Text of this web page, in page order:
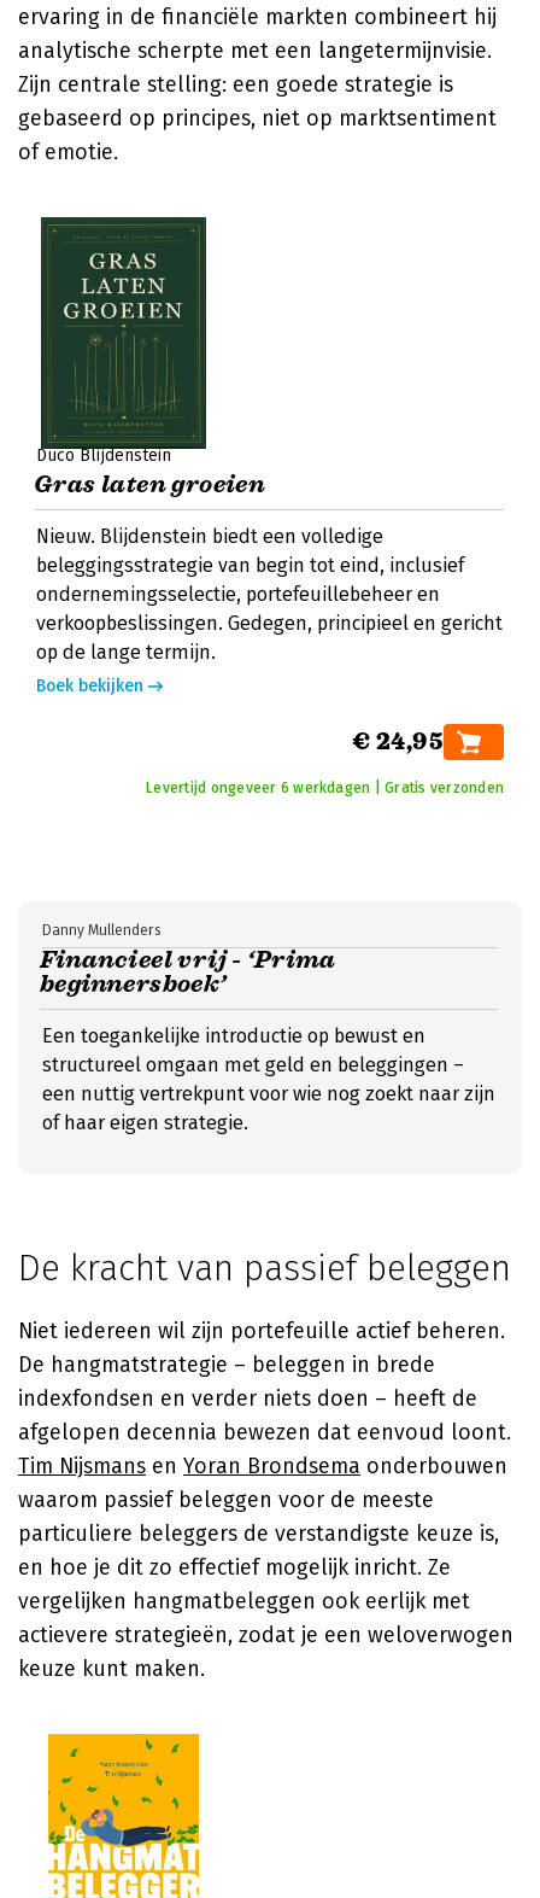
ervaring in de financiële markten combineert hij
analytische scherpte met een langetermijnvisie.
Zijn centrale stelling: een goede strategie is
gebaseerd op principes, niet op marktsentiment
of emotie.
Duco Blijdenstein
Gras laten groeien
Nieuw. Blijdenstein biedt een volledige
beleggingsstrategie van begin tot eind, inclusief
ondernemingsselectie, portefeuillebeheer en
verkoopbeslissingen. Gedegen, principieel en gericht
op de lange termijn.
Boek bekijken
€ 24,95
Levertijd ongeveer 6 werkdagen | Gratis verzonden
Financieel vrij - ‘Prima
beginnersboek’
Danny Mullenders
Een toegankelijke introductie op bewust en
structureel omgaan met geld en beleggingen –
een nuttig vertrekpunt voor wie nog zoekt naar zijn
of haar eigen strategie.
De kracht van passief beleggen
Niet iedereen wil zijn portefeuille actief beheren.
De hangmatstrategie – beleggen in brede
indexfondsen en verder niets doen – heeft de
afgelopen decennia bewezen dat eenvoud loont.
Tim Nijsmans en Yoran Brondsema onderbouwen
waarom passief beleggen voor de meeste
particuliere beleggers de verstandigste keuze is,
en hoe je dit zo effectief mogelijk inricht. Ze
vergelijken hangmatbeleggen ook eerlijk met
actievere strategieën, zodat je een weloverwogen
keuze kunt maken.